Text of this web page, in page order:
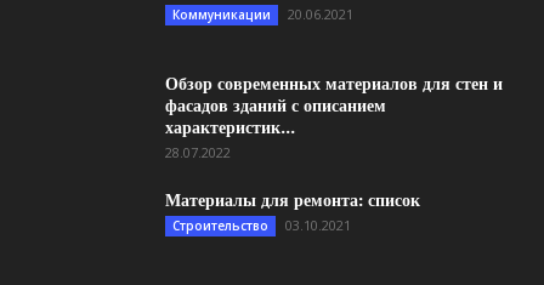
Коммуникации 20.06.2021
Обзор современных материалов для стен и
фасадов зданий с описанием
характеристик...
28.07.2022
Материалы для ремонта: список
Строительство 03.10.2021